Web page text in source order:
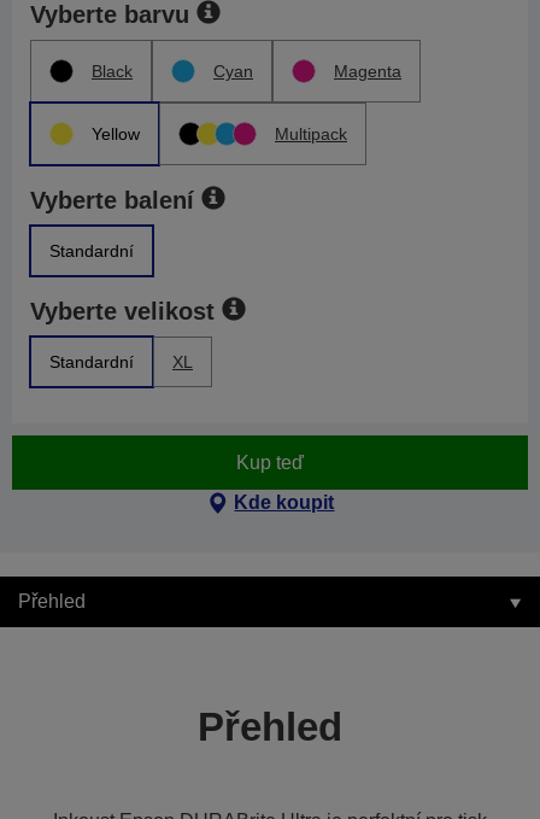
Vyberte barvu
Black Cyan Magenta
Yellow Multipack
Vyberte balení
Standardní
Vyberte velikost
Standardní XL
Kup teď
Kde koupit
Přehled
Přehled